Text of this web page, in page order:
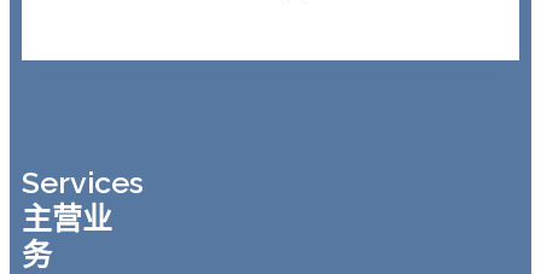
Services
主营业
务